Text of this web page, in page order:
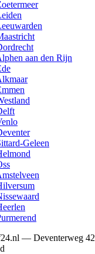
aan den Rijn
Geleen
— Deventerweg 42